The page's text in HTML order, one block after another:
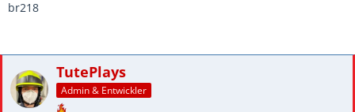
br218
TutePlays
Admin & Entwickler